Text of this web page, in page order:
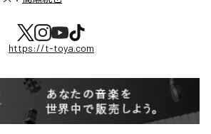
https://t-toya.com